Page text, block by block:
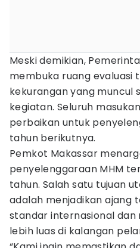
Meski demikian,
membuka ruang evaluasi
kekurangan yang muncul
kegiatan. Seluruh
perbaikan untuk
tahun berikutnya.
Pemkot Makassar
penyelenggaraan MHM
tahun. Salah satu tujuan
adalah menjadikan ajang
standar internasional
lebih luas di kalangan